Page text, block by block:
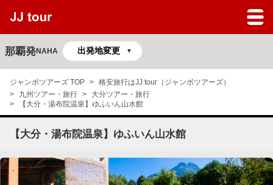
那覇発NAHA
JJツアーのサービスガイド
よくある質問
予約の確認
ジャンボツアーズ TOP
格安旅行はJJ tour（ジャンボツアーズ）
九州ツアー・旅行
大分ツアー・旅行
【大分・湯布院温泉】ゆふいん山水館
【大分・湯布院温泉】ゆふいん山水館